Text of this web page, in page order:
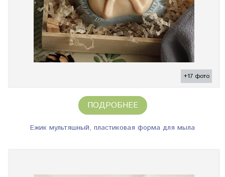
+17 фото
ПОДРОБНЕЕ
Ежик мультяшный, пластиковая форма для мыла